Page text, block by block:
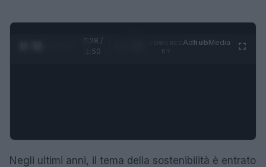
0:29 /
1:50
AdhubMedia
Negli ultimi anni, il tema della sostenibilità è entrato